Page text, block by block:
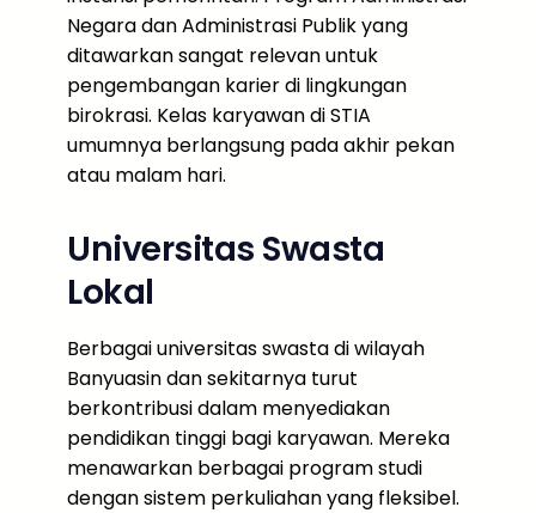
Negara dan Administrasi Publik yang
ditawarkan sangat relevan untuk
pengembangan karier di lingkungan
birokrasi. Kelas karyawan di STIA
umumnya berlangsung pada akhir pekan
atau malam hari.
Universitas Swasta
Lokal
Berbagai universitas swasta di wilayah
Banyuasin dan sekitarnya turut
berkontribusi dalam menyediakan
pendidikan tinggi bagi karyawan. Mereka
menawarkan berbagai program studi
dengan sistem perkuliahan yang fleksibel.